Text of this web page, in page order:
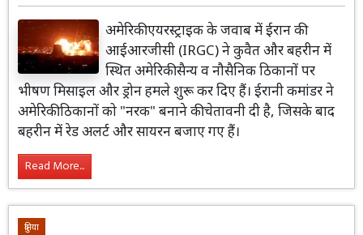
अमेरिकी एयरस्ट्राइक के जवाब में ईरान की
आईआरजीसी (IRGC) ने कुवैत और बहरीन में
स्थित अमेरिकी सैन्य व नौसैनिक ठिकानों पर
भीषण मिसाइल और ड्रोन हमले शुरू कर दिए हैं। ईरानी कमांडर ने
अमेरिकी ठिकानों को "नरक" बनाने की चेतावनी दी है, जिसके बाद
बहरीन में रेड अलर्ट और सायरन बजाए गए हैं।
Read More...
दुनिया